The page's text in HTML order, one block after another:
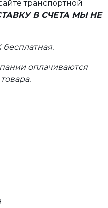
транспортной
В СЧЕТА МЫ НЕ
бесплатная.
оплачиваются